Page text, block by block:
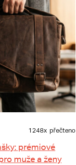
1248x přečteno
prémiové
muže a ženy